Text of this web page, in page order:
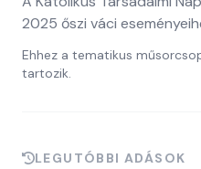
2025 őszi váci
Ehhez a tematikus
tartozik.
LEGUTÓBBI ADÁSOK